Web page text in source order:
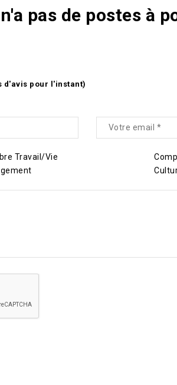
pas de postes à
d'avis pour l'instant)
Travail/Vie